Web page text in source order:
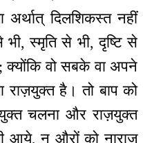
अर्थात् दिलशिकस्त नहीं
स्मृति से भी, दृष्टि से
क्योंकि वो सबके वा अपने
राज़युक्त है। तो बाप को
चलना और राज़युक्त
आये, न औरों को नाराज़